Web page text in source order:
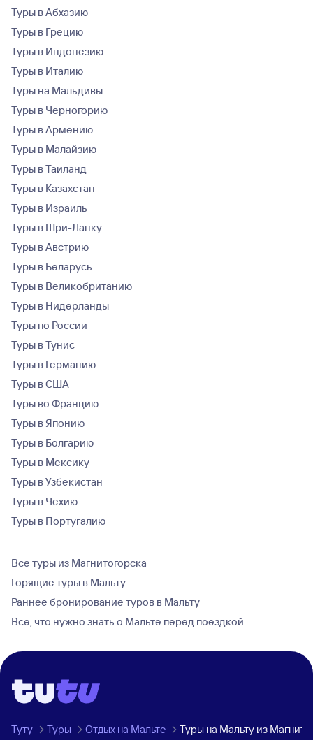
Туры в Абхазию
Туры в Грецию
Туры в Индонезию
Туры в Италию
Туры на Мальдивы
Туры в Черногорию
Туры в Армению
Туры в Малайзию
Туры в Таиланд
Туры в Казахстан
Туры в Израиль
Туры в Шри-Ланку
Туры в Австрию
Туры в Беларусь
Туры в Великобританию
Туры в Нидерланды
Туры по России
Туры в Тунис
Туры в Германию
Туры в США
Туры во Францию
Туры в Японию
Туры в Болгарию
Туры в Мексику
Туры в Узбекистан
Туры в Чехию
Туры в Португалию
Все туры из Магнитогорска
Горящие туры в Мальту
Раннее бронирование туров в Мальту
Все, что нужно знать о Мальте перед поездкой
Туту Туры Отдых на Мальте Туры на Мальту из